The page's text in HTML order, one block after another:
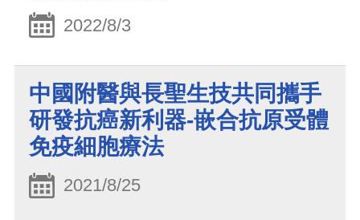
2022/8/3
中國附醫與長聖生技共同攜手
研發抗癌新利器-嵌合抗原受體
免疫細胞療法
2021/8/25